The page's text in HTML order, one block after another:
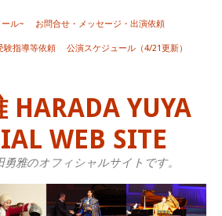
ール~ お問合せ・メッセージ・出演依頼
験指導等依頼 公演スケジュール（4/21更新）
HARADA YUYA
WEB SITE
勇雅のオフィシャルサイトです。